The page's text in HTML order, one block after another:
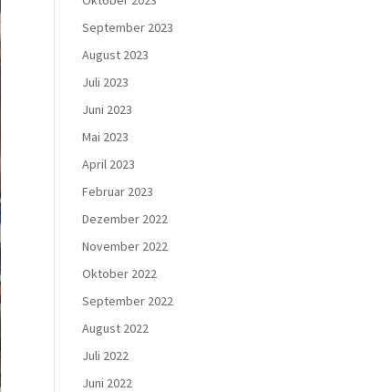
September 2023
August 2023
Juli 2023
Juni 2023
Mai 2023
April 2023
Februar 2023
Dezember 2022
November 2022
Oktober 2022
September 2022
August 2022
Juli 2022
Juni 2022